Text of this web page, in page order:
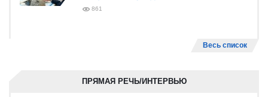
861
Весь список
ПРЯМАЯ РЕЧЬ/ИНТЕРВЬЮ